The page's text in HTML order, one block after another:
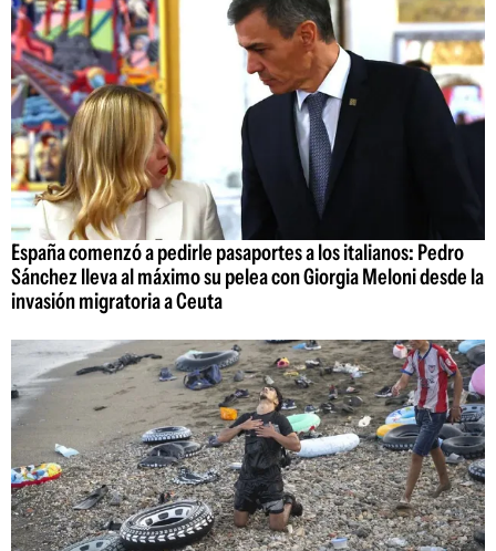
España comenzó a pedirle pasaportes a los italianos: Pedro
Sánchez lleva al máximo su pelea con Giorgia Meloni desde la
invasión migratoria a Ceuta